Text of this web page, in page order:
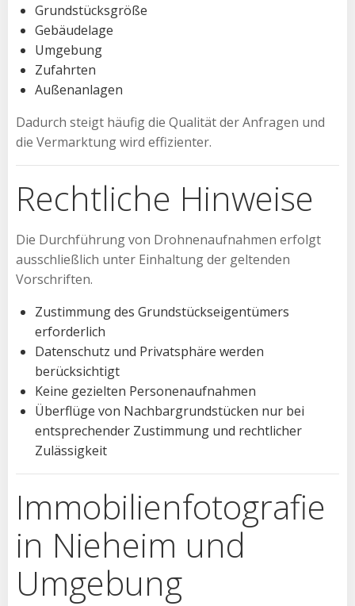
Grundstücksgröße
Gebäudelage
Umgebung
Zufahrten
Außenanlagen
Dadurch steigt häufig die Qualität der Anfragen und
die Vermarktung wird effizienter.
Rechtliche Hinweise
Die Durchführung von Drohnenaufnahmen erfolgt
ausschließlich unter Einhaltung der geltenden
Vorschriften.
Zustimmung des Grundstückseigentümers
erforderlich
Datenschutz und Privatsphäre werden
berücksichtigt
Keine gezielten Personenaufnahmen
Überflüge von Nachbargrundstücken nur bei
entsprechender Zustimmung und rechtlicher
Zulässigkeit
Immobilienfotografie
in Nieheim und
Umgebung